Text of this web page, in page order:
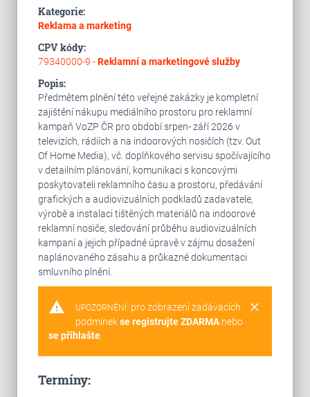
Kategorie:
Reklama a marketing
CPV kódy:
79340000-9 -Reklamní a marketingové služby
Popis:
Předmětem plnění této veřejné zakázky je kompletní
zajištění nákupu mediálního prostoru pro reklamní
kampaň VoZP ČR pro období srpen- září 2026 v
televizích, rádiích a na indoorových nosičích (tzv. Out
Of Home Media), vč. doplňkového servisu spočívajícího
v detailním plánování, komunikaci s koncovými
poskytovateli reklamního času a prostoru, předávání
grafických a audiovizuálních podkladů zadavatele,
výrobě a instalaci tištěných materiálů na indoorové
reklamní nosiče, sledování průběhu audiovizuálních
kampaní a jejich případné úpravě v zájmu dosažení
naplánovaného zásahu a průkazné dokumentaci
smluvního plnění.
warning clear
UPOZORNĚNÍ: pro zobrazení zadávacích
podmínekse registrujte ZDARMAnebo
se přihlašte.
Termíny: